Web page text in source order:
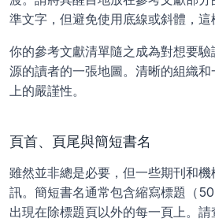
準文字，但避免使用底線或斜體，這
你的參考文獻清單隨之成為對想要
源的讀者的一張地圖。清晰的組織
上的嚴謹性。
頁首、頁尾與簡短書名
雖然並非總是必要，但一些期刊和
訊。簡短書名通常包含縮寫標題（
出現在除標題頁以外的每一頁上。